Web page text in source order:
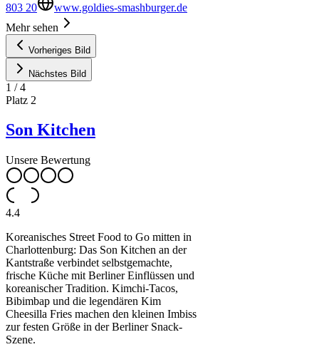
803 20
www.goldies-smashburger.de
Mehr sehen
Vorheriges Bild
Nächstes Bild
1 /4
Platz 2
Son Kitchen
Unsere Bewertung
4.4
Koreanisches Street Food to Go mitten in
Charlottenburg: Das Son Kitchen an der
Kantstraße verbindet selbstgemachte,
frische Küche mit Berliner Einflüssen und
koreanischer Tradition. Kimchi-Tacos,
Bibimbap und die legendären Kim
Cheesilla Fries machen den kleinen Imbiss
zur festen Größe in der Berliner Snack-
Szene.